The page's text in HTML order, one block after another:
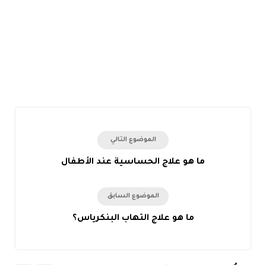
الموضوع التالي
ما هو علاج الحساسية عند الأطفال
الموضوع السابق
ما هو علاج التهاب البنكرياس؟